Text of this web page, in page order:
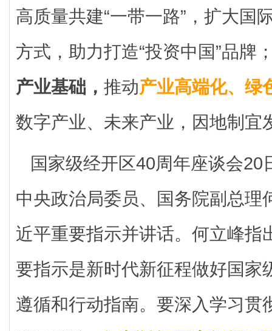
高质量共建“一带一路”，扩大国
方式，助力打造“投资中国”品牌
产业基础， 推动产业高端化、绿
数字产业、未来产业，因地制宜
国家级经开区40周年座谈会20
中央政治局委员、国务院副总理
近平重要指示并讲话。何立峰指
要指示是新时代新征程做好国家
遵循和行动指南。要深入学习贯